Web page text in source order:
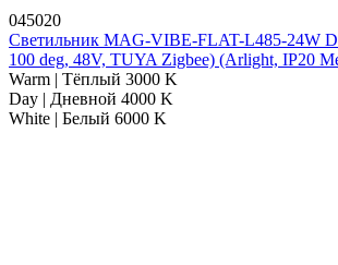
045020
Светильник MAG-VIBE-FLAT-L485-24W
100 deg, 48V, TUYA Zigbee) (Arlight, IP20
Warm | Тёплый 3000 K
Day | Дневной 4000 K
White | Белый 6000 K